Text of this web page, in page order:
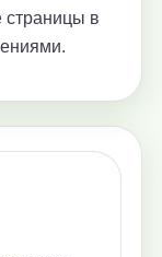
страницы в